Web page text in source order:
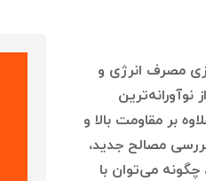
مصرف انرژی و
بر مقاومت بالا و
مصالح جدید،
می‌توان با